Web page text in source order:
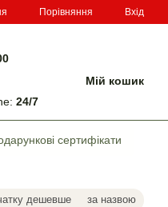
Порівняння Вхід
24/7
Мій кошик
сертифікати
дешевше за назвою